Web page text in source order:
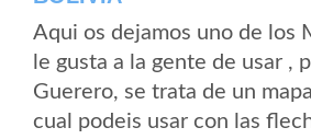
Aqui os dejamos uno de los
le gusta a la gente de usar ,
Guerero, se trata de un
cual podeis usar con las